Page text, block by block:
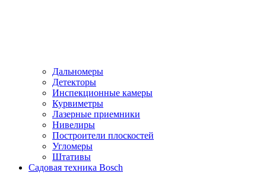
Дальномеры
Детекторы
Инспекционные камеры
Курвиметры
Лазерные приемники
Нивелиры
Построители плоскостей
Угломеры
Штативы
Садовая техника Bosch